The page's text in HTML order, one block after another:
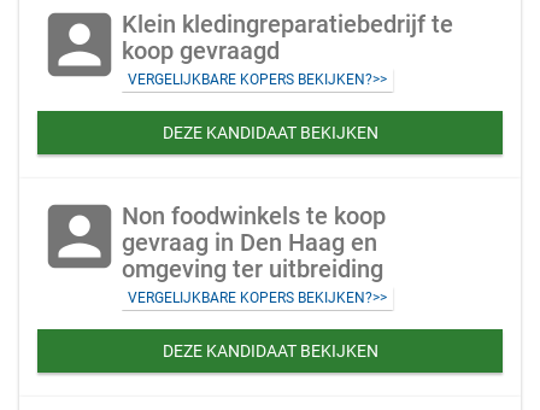
account_box Klein kledingreparatiebedrijf te
koop gevraagd
VERGELIJKBARE KOPERS BEKIJKEN?>>
DEZE KANDIDAAT BEKIJKEN
account_box Non foodwinkels te koop
gevraag in Den Haag en
omgeving ter uitbreiding
VERGELIJKBARE KOPERS BEKIJKEN?>>
DEZE KANDIDAAT BEKIJKEN